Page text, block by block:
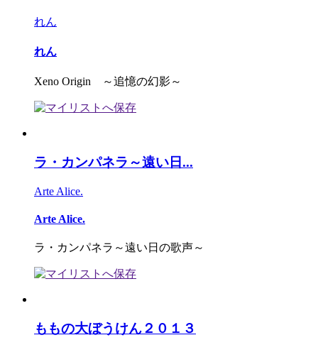
れん
れん
Xeno Origin ～追憶の幻影～
ラ・カンパネラ～遠い日...
Arte Alice.
Arte Alice.
ラ・カンパネラ～遠い日の歌声～
ももの大ぼうけん２０１３